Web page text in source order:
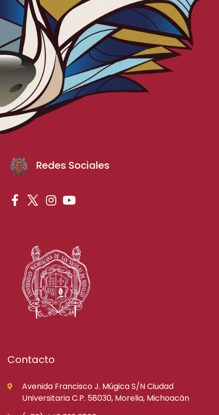
Redes Sociales
Contacto
Avenida Francisco J. Múgica S/N Ciudad
Universitaria C.P. 58030, Morelia, Michoacán